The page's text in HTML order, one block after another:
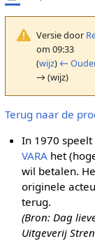
Versie door
om 09:33
(wijz) ←
→ (wijz)
Terug naar de
In 1970 speelt
VARA het
wil betalen.
originele
terug.
(Bron: Dag
Uitgeverij